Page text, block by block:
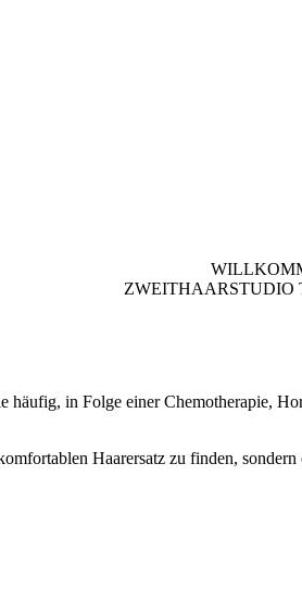
ZWEITHAARSTUDIO
häufig, in Folge einer Chemotherapie,
Haarersatz zu finden,